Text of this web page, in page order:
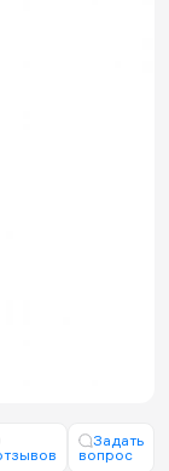
Задать
вопрос